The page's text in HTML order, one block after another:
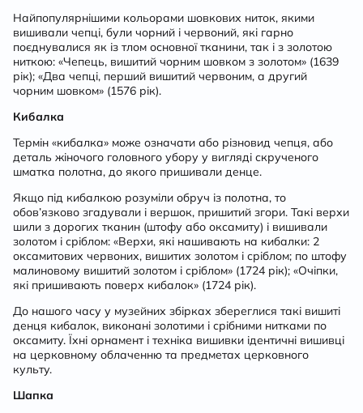
Найпопулярнішими кольорами шовкових ниток, якими
вишивали чепці, були чорний і червоний, які гарно
поєднувалися як із тлом основної тканини, так і з золотою
ниткою: «Чепець, вишитий чорним шовком з золотом» (1639
рік); «Два чепці, перший вишитий червоним, а другий
чорним шовком» (1576 рік).
Кибалка
Термін «кибалка» може означати або різновид чепця, або
деталь жіночого головного убору у вигляді скрученого
шматка полотна, до якого пришивали денце.
Якщо під кибалкою розуміли обруч із полотна, то
обов’язково згадували і вершок, пришитий згори. Такі верхи
шили з дорогих тканин (штофу або оксамиту) і вишивали
золотом і сріблом: «Верхи, які нашивають на кибалки: 2
оксамитових червоних, вишитих золотом і сріблом; по штофу
малиновому вишитий золотом і сріблом» (1724 рік); «Очіпки,
які пришивають поверх кибалок» (1724 рік).
До нашого часу у музейних збірках збереглися такі вишиті
денця кибалок, виконані золотими і срібними нитками по
оксамиту. Їхні орнамент і техніка вишивки ідентичні вишивці
на церковному облаченню та предметах церковного
культу.
Шапка